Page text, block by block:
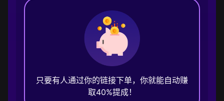
只要有人通过你的链接下单，你就能自动赚
取40%提成！